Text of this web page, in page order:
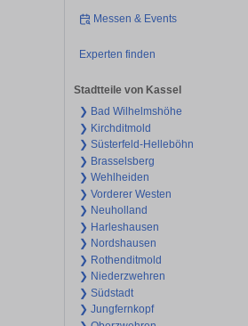
Messen & Events
Experten finden
Stadtteile von Kassel
❯ Bad Wilhelmshöhe
❯ Kirchditmold
❯ Süsterfeld-Helleböhn
❯ Brasselsberg
❯ Wehlheiden
❯ Vorderer Westen
❯ Neuholland
❯ Harleshausen
❯ Nordshausen
❯ Rothenditmold
❯ Niederzwehren
❯ Südstadt
❯ Jungfernkopf